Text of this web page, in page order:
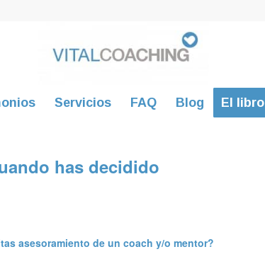
Servicios FAQ Blog El libro
has decidido
asesoramiento de un coach y/o mentor?